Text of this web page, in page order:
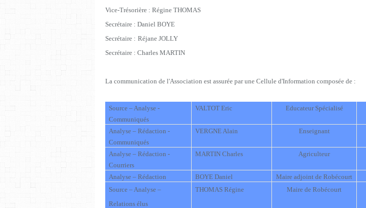
Vice-Trésorière : Régine THOMAS
Secrétaire : Daniel BOYE
Secrétaire : Réjane JOLLY
Secrétaire : Charles MARTIN
La communication de l'Association est assurée par une Cellule d'Information composée de :
Source – Analyse -
Communiqués
VALTOT Eric Educateur Spécialisé
Analyse – Rédaction -
Communiqués
VERGNE Alain Enseignant
Analyse – Rédaction -
Courriers
MARTIN Charles Agriculteur
Analyse – Rédaction BOYE Daniel Maire adjoint de Robécourt
Source – Analyse –
Relations élus
THOMAS Régine Maire de Robécourt